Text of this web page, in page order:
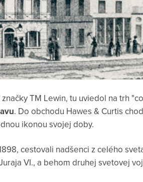
TM Lewin, tu uviedol na trh
. Do obchodu Hawes & Curtis
ikonou svojej doby.
cestovali nadšenci z celého
VI., a behom druhej svetovej